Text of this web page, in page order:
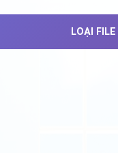
LOẠI FILE